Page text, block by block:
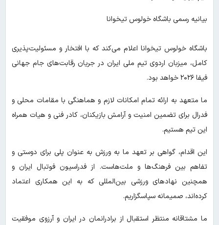
بیانیه رسمی باشگاه خولوس تیخوانا
باشگاه خولوس تیخوانا اعلام می‌کند که با افتخار و مسئولیت‌پذیری
کامل، میزبان اردوی تیم ملی ایران در جریان رقابت‌های جام جهانی
فیفا ۲۰۲۶ خواهد بود.
ما متعهد به ارائه تمام امکانات لازم و هماهنگی با مقامات محلی و
فدرال برای تضمین امنیت و آرامش بازیکنان، کادر فنی و هیات همراه
این تیم هستیم.
این اقدام، گواهی بر تعهد ما به ورزش به عنوان پلی برای دوستی و
تفاهم بین فرهنگ‌ها و ملت‌هاست. از فدراسیون فوتبال ایران و
همچنین نهادهای ورزشی بین‌المللی که به این همکاری اعتماد
کرده‌اند، صمیمانه سپاسگزاریم.
ما مشتاقانه منتظر استقبال از برادرانمان در ایران و آرزوی موفقیت